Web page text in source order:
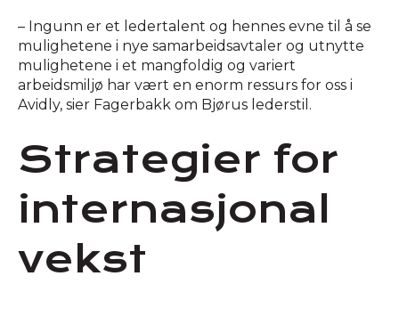
– Ingunn er et ledertalent og hennes evne til å se
mulighetene i nye samarbeidsavtaler og utnytte
mulighetene i et mangfoldig og variert
arbeidsmiljø har vært en enorm ressurs for oss i
Avidly, sier Fagerbakk om Bjørus lederstil.
Strategier for
internasjonal
vekst